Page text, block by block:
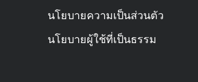
นโยบายความเป็นส่วนตัว
นโยบายผู้ใช้ที่เป็นธรรม